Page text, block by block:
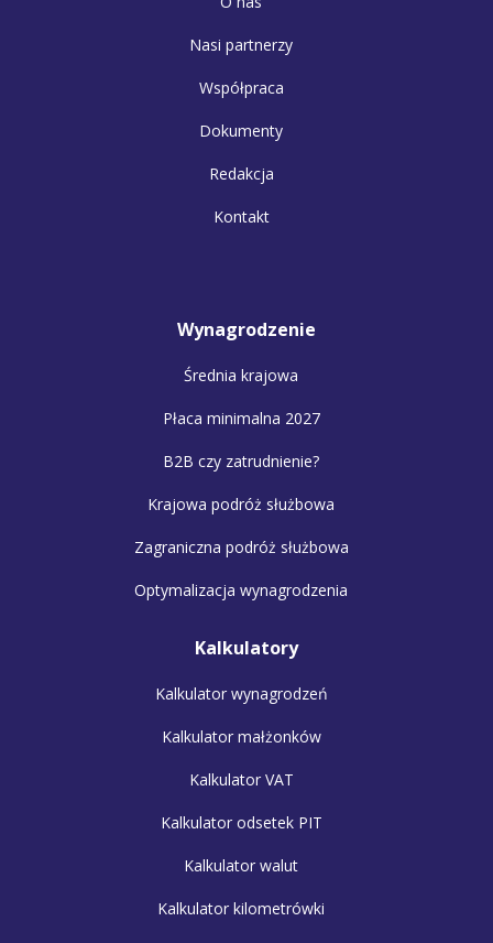
Nasi partnerzy
Współpraca
Dokumenty
Redakcja
Kontakt
Wynagrodzenie
Średnia krajowa
Płaca minimalna 2027
B2B czy zatrudnienie?
Krajowa podróż służbowa
Zagraniczna podróż służbowa
Optymalizacja wynagrodzenia
Kalkulatory
Kalkulator wynagrodzeń
Kalkulator małżonków
Kalkulator VAT
Kalkulator odsetek PIT
Kalkulator walut
Kalkulator kilometrówki